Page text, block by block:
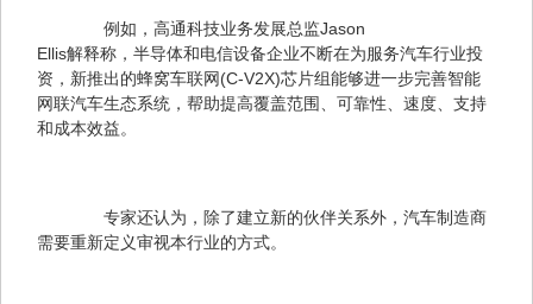
例如，高通科技业务发展总监Jason
Ellis解释称，半导体和电信设备企业不断在为服务汽车行业投
资，新推出的蜂窝车联网(C-V2X)芯片组能够进一步完善智能
网联汽车生态系统，帮助提高覆盖范围、可靠性、速度、支持
和成本效益。
专家还认为，除了建立新的伙伴关系外，汽车制造商
需要重新定义审视本行业的方式。